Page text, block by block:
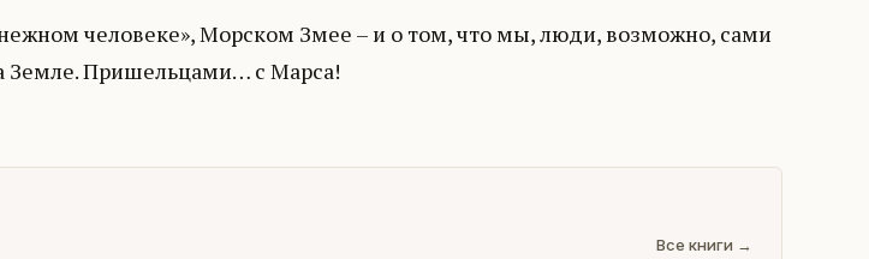
человеке», Морском Змее – и о том, что мы, люди, возможно, сами
Земле. Пришельцами… с Марса!
Все книги →